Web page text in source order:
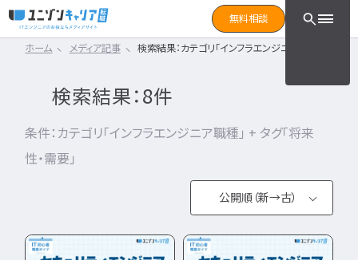
無料相談
まずは読みたい記事をサ
と検索！
IT転職ガイド
ITスクール
IT用語wiki
ITエンジニア
カテゴリから探す
IT転職コラム
ITエンジニア
開発エンジニア職種
エンジニアってどういう仕事？
エンジニアの働き方はどうなの？
エンジニア転職活動
ホーム メディア記事 検索結果：カテゴリ「インフラエンジニア職種」 + タグ「
検索結果：8件
条件：カテゴリ「インフラエンジニア職種」 + タグ「将来
性・需要」
公開順（新→古）
公開順（古→